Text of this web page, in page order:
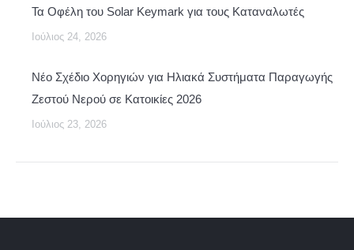
Τα Οφέλη του Solar Keymark για τους Καταναλωτές
Ιούλιος 24, 2026
Νέο Σχέδιο Χορηγιών για Ηλιακά Συστήματα Παραγωγής
Ζεστού Νερού σε Κατοικίες 2026
Ιούλιος 23, 2026